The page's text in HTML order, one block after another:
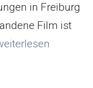
in Freiburg
Film ist